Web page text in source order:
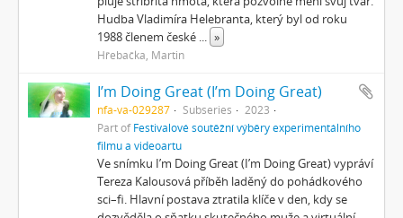
Hudba Vladimíra Helebranta, který byl od roku
1988 členem české ... »
Hřebačka, Martin
I’m Doing Great (I’m Doing Great)
nfa-va-029287 Subseries
2023
Part ofFestivalové soutěžní výběry experimentálního
filmu a videoartu
Ve snímku I’m Doing Great (I’m Doing Great) vypráví
Tereza Kalousová příběh laděný do pohádkového
sci–fi. Hlavní postava ztratila klíče v den, kdy se